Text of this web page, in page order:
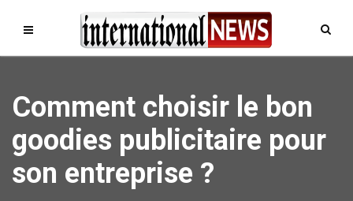
Comment choisir le bon
goodies publicitaire pour
son entreprise ?